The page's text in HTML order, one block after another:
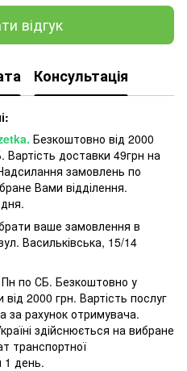
відгук
Консультація
Безкоштовно від 2000
доставки 49грн на
замовлень по
Вами відділення.
ваше замовлення в
Васильківська, 15/14
Пн по СБ. Безкоштовно у
2000 грн. Вартість послуг
за рахунок отримувача.
здійснюється на вибране
транспортної
1 день.